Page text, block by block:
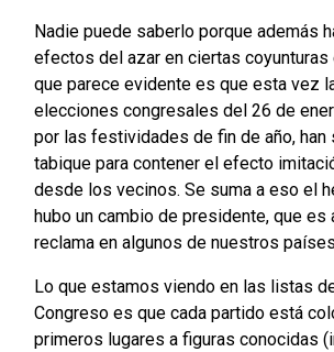
Nadie puede saberlo porque además
efectos del azar en ciertas
que parece evidente es que esta vez
elecciones congresales del 26 de
por las festividades de fin de año, han
tabique para contener el efecto
desde los vecinos. Se suma a eso el
hubo un cambio de presidente, que es
reclama en algunos de nuestros
Lo que estamos viendo en las listas
Congreso es que cada partido está
primeros lugares a figuras conocidas